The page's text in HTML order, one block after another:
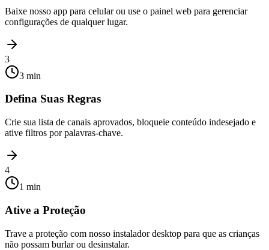
Baixe nosso app para celular ou use o painel web para gerenciar
configurações de qualquer lugar.
3
3 min
Defina Suas Regras
Crie sua lista de canais aprovados, bloqueie conteúdo indesejado e
ative filtros por palavras-chave.
4
1 min
Ative a Proteção
Trave a proteção com nosso instalador desktop para que as crianças
não possam burlar ou desinstalar.